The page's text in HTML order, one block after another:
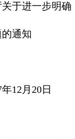
于进一步明确
通知
12月20日